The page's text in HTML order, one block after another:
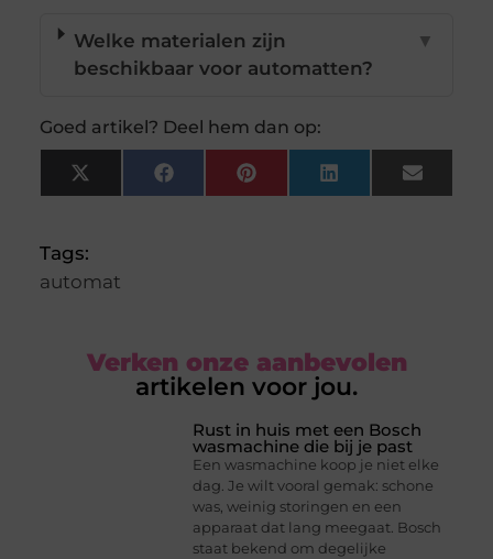
Welke materialen zijn
beschikbaar voor automatten?
▼
Goed artikel? Deel hem dan op:
X
(Twitter)
FacebookPinterestLinkedInEmail
Tags:
automat
Verken onze aanbevolen
artikelen voor jou.
Rust in huis met een Bosch
wasmachine die bij je past
Een wasmachine koop je niet elke
dag. Je wilt vooral gemak: schone
was, weinig storingen en een
apparaat dat lang meegaat. Bosch
staat bekend om degelijke